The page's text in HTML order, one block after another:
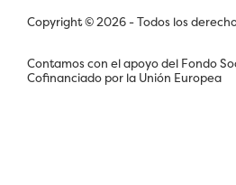
Copyright © 2026 - Todos los
Contamos con el apoyo del Fondo
Cofinanciado por la Unión Europea